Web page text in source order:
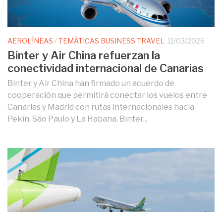
AEROLÍNEAS /TEMÁTICAS BUSINESS TRAVEL 11/03/2026
Binter y Air China refuerzan la
conectividad internacional de Canarias
Binter y Air China han firmado un acuerdo de
cooperación que permitirá conectar los vuelos entre
Canarias y Madrid con rutas internacionales hacia
Pekín, São Paulo y La Habana. Binter...